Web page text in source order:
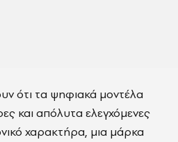
ότι τα ψηφιακά μοντέλα
και απόλυτα ελεγχόμενες
χαρακτήρα, μια μάρκα